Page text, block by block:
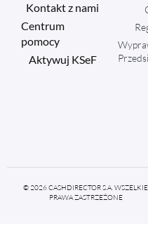
Kontakt z nami
Centrum
pomocy
Aktywuj KSeF
© 2026 CASHDIRECTOR S.A. WSZELKIE
PRAWA ZASTRZEŻONE